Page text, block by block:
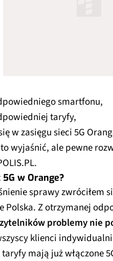
smartfonu,
taryfy,
w zasięgu sieci 5G
wyjaśnić, ale pewne
w Orange?
sprawy zwróciłem
Polska. Z otrzymanej
problemy nie
klienci
mają już włączone